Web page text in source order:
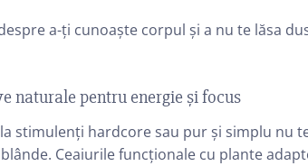
a-ți cunoaște corpul și a nu te lăsa
naturale pentru energie și focus
la stimulenți hardcore sau pur și simplu nu
Ceaiurile funcționale cu plante